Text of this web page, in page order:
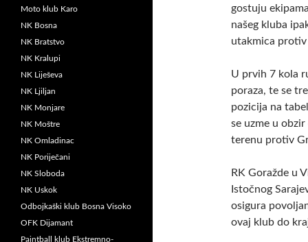
gostuju
našeg kluba
utakmica
U prvih 7 kola
poraza, te se
pozicija na
se uzme u
terenu protiv
RK Goražde u
Istočnog
osigura
ovaj klub do
Moto klub Karo
NK Bosna
NK Bratstvo
NK Kralupi
NK Liješeva
NK Ljiljan
NK Monjare
NK Moštre
NK Omladinac
NK Poriječani
NK Sloboda
NK Uskok
Odbojkaški klub Bosna Visoko
OFK Dijamant
Paintball klub Ekstremno-